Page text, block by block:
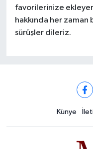
favorilerinize
hakkında her
sürüşler dileriz.
Künye